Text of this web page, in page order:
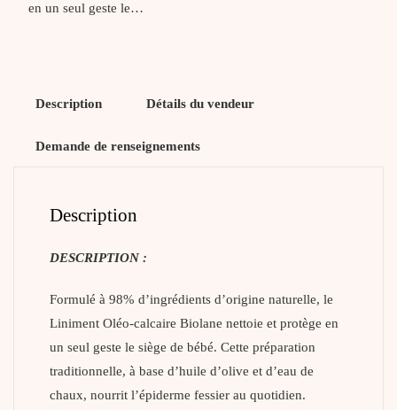
en un seul geste le…
Description Détails du vendeur
Demande de renseignements
Description
DESCRIPTION :
Formulé à 98% d’ingrédients d’origine naturelle, le
Liniment Oléo-calcaire Biolane nettoie et protège en
un seul geste le siège de bébé. Cette préparation
traditionnelle, à base d’huile d’olive et d’eau de
chaux, nourrit l’épiderme fessier au quotidien.